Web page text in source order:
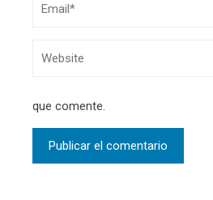
que comente.